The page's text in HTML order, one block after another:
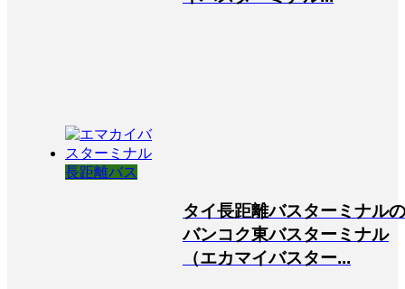
長距離バス
タイ長距離バスターミナルの
バンコク東バスターミナル
（エカマイバスター...